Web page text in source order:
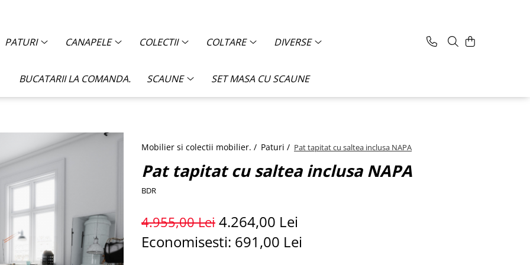
PATURI CANAPELE COLECTII COLTARE DIVERSE
BUCATARII LA COMANDA. SCAUNE SET MASA CU SCAUNE
Mobilier si colectii mobilier. / Paturi / Pat tapitat cu saltea inclusa NAPA
Pat tapitat cu saltea inclusa NAPA
BDR
4.955,00 Lei 4.264,00 Lei
Economisesti: 691,00 Lei